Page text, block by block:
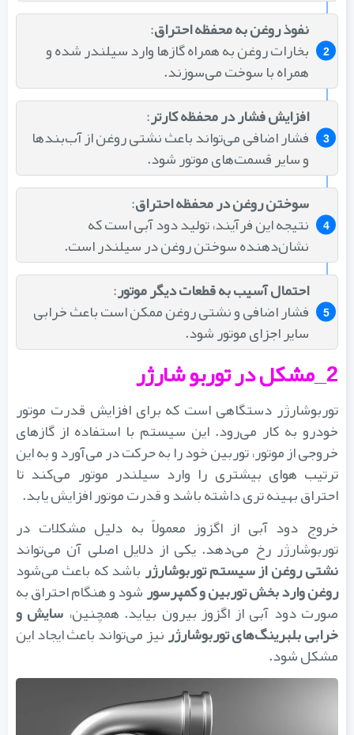
نفوذ روغن به محفظه احتراق:
بخارات روغن به همراه گازها وارد سیلندر شده و
همراه با سوخت می‌سوزند.
افزایش فشار در محفظه کارتر:
فشار اضافی می‌تواند باعث نشتی روغن از آب‌بندها
و سایر قسمت‌های موتور شود.
سوختن روغن در محفظه احتراق:
نتیجه این فرآیند، تولید دود آبی است که
نشان‌دهنده سوختن روغن در سیلندر است.
احتمال آسیب به قطعات دیگر موتور:
فشار اضافی و نشتی روغن ممکن است باعث خرابی
سایر اجزای موتور شود.
توربوشارژر دستگاهی است که برای افزایش قدرت موتور
خودرو به کار می‌رود. این سیستم با استفاده از گازهای
خروجی از موتور، توربین خود را به حرکت در می‌آورد و به این
ترتیب هوای بیشتری را وارد سیلندر موتور می‌کند تا
احتراق بهینه تری داشته باشد و قدرت موتور افزایش یابد.
خروج دود آبی از اگزوز معمولاً به دلیل مشکلات در
توربوشارژر رخ می‌دهد. یکی از دلایل اصلی آن می‌تواند
نشتی روغن از سیستم توربوشارژرباشد که باعث می‌شود
روغن وارد بخش توربین و کمپرسورشود و هنگام احتراق به
صورت دود آبی از اگزوز بیرون بیاید. همچنین،سایش و
خرابی بلبرینگ‌های توربوشارژرنیز می‌تواند باعث ایجاد این
مشکل شود.